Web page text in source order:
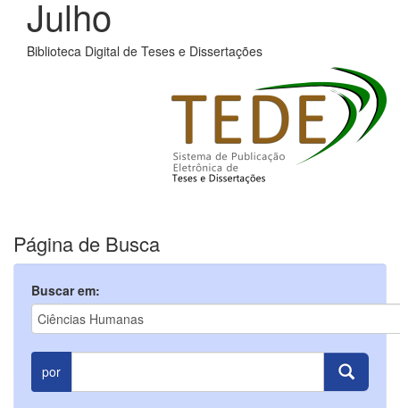
Julho
Biblioteca Digital de Teses e Dissertações
Página de Busca
Buscar em:
por